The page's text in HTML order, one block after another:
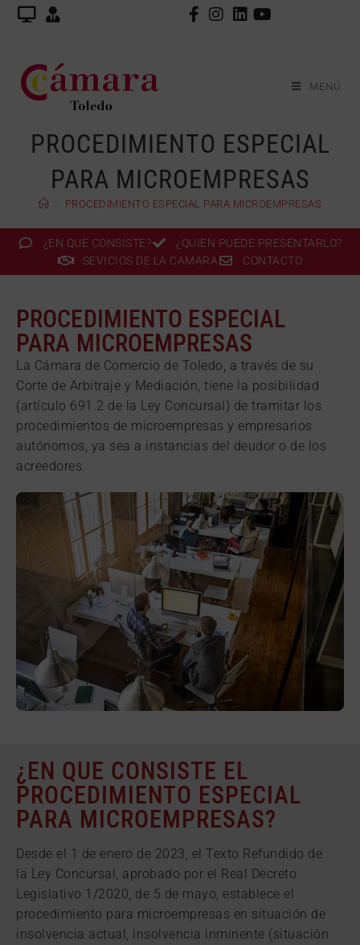
MENÚ
PROCEDIMIENTO ESPECIAL
PARA MICROEMPRESAS
PROCEDIMIENTO ESPECIAL PARA MICROEMPRESAS
¿EN QUE CONSISTE?
¿QUIEN PUEDE PRESENTARLO?
SEVICIOS DE LA CAMARA
CONTACTO
PROCEDIMIENTO ESPECIAL
PARA MICROEMPRESAS
La Cámara de Comercio de Toledo, a través de su
Corte de Arbitraje y Mediación, tiene la posibilidad
(artículo 691.2 de la Ley Concursal) de tramitar los
procedimientos de microempresas y empresarios
autónomos, ya sea a instancias del deudor o de los
acreedores.
¿EN QUE CONSISTE EL
PROCEDIMIENTO ESPECIAL
PARA MICROEMPRESAS?
Desde el 1 de enero de 2023, el Texto Refundido de
la Ley Concursal, aprobado por el Real Decreto
Legislativo 1/2020, de 5 de mayo, establece el
procedimiento para microempresas en situación de
insolvencia actual, insolvencia inminente (situación